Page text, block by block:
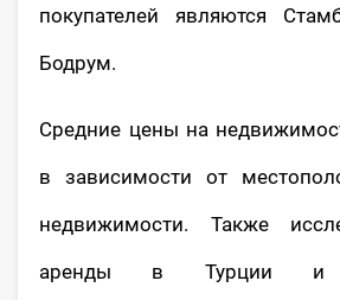
покупателей являются
Бодрум.
Средние цены на
в зависимости от
недвижимости. Также
аренды в Турции и